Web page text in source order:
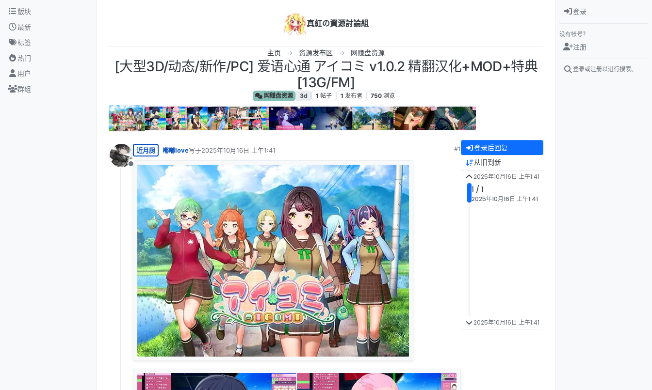
跳转至内容
版块
最新
标签
热门
用户
群组
真紅の資源討論組
主页 资源发布区 网赚盘资源
[大型3D/动态/新作/PC] 爱语心通 アイコミ v1.0.2 精翻汉化+MOD+特典
[13G/FM]
网赚盘资源 3d 1 帖子 1 发布者 750 浏览
离线
近月厨 嘟嘟love写于2025年10月16日 上午1:41
最后由 编辑
#1 登录后回复
从旧到新
2025年10月16日 上午1:41
1 / 1
2025年10月16日 上午1:41
2025年10月16日 上午1:41
登录
没有帐号？
注册
登录或注册以进行搜索。